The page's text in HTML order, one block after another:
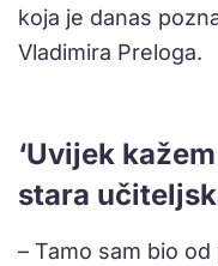
koja je danas
Vladimira Preloga.
‘Uvijek
stara
– Tamo sam bio